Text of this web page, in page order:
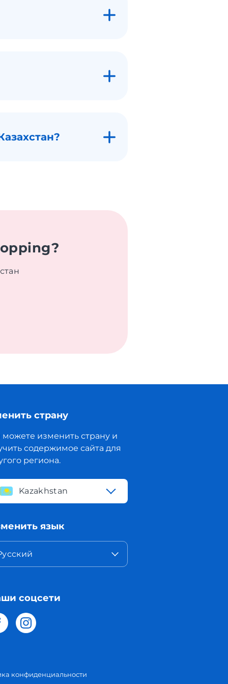
страну
изменить страну и
содержимое сайта для
региона.
Kazakhstan
язык
соцсети
конфиденциальности